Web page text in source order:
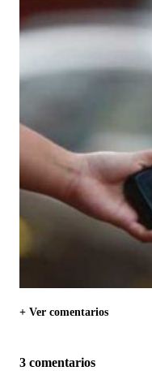
+ Ver comentarios
3 comentarios